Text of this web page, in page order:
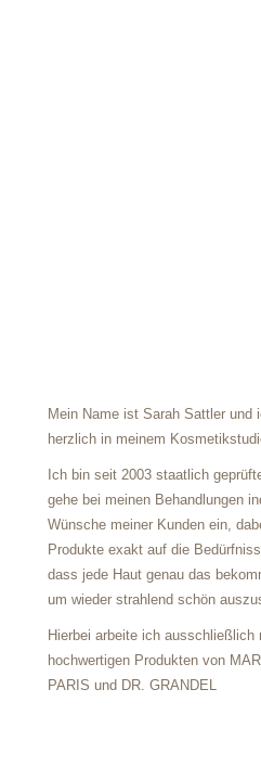
Mein Name ist Sarah Sattler und
herzlich in meinem
Ich bin seit 2003 staatlich
gehe bei meinen Behandlungen
Wünsche meiner Kunden ein,
Produkte exakt auf die
dass jede Haut genau das
um wieder strahlend schön
Hierbei arbeite ich ausschließlich
hochwertigen Produkten von­
PARIS und DR. GRANDEL